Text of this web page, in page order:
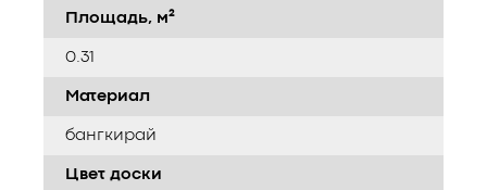
Площадь, м²
0.31
Материал
бангкирай
Цвет доски